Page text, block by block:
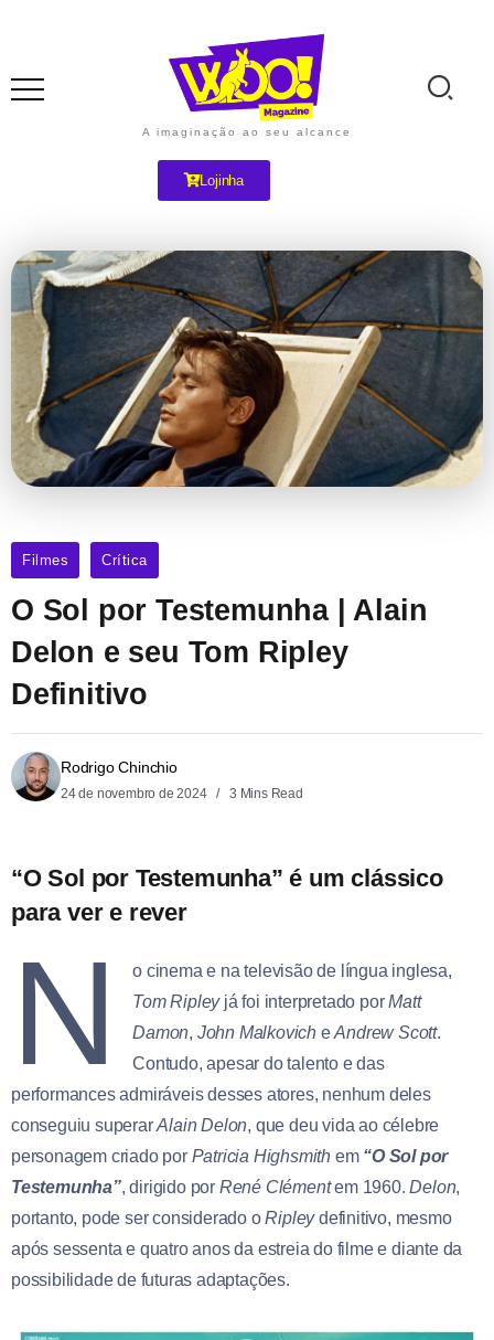
A imaginação ao seu alcance
Lojinha
Filmes Crítica
O Sol por Testemunha | Alain
Delon e seu Tom Ripley
Definitivo
Rodrigo Chinchio
24 de novembro de 2024 3 Mins Read
“O Sol por Testemunha” é um clássico
para ver e rever
N
o cinema e na televisão de língua inglesa,
Tom Ripleyjá foi interpretado porMatt
Damon, John Malkovich eAndrew Scott.
Contudo, apesar do talento e das
performances admiráveis desses atores, nenhum deles
conseguiu superarAlain Delon, que deu vida ao célebre
personagem criado porPatricia Highsmith em “O Sol por
Testemunha”, dirigido por René Clémentem 1960.Delon,
portanto, pode ser considerado oRipleydefinitivo, mesmo
após sessenta e quatro anos da estreia do filme e diante da
possibilidade de futuras adaptações.